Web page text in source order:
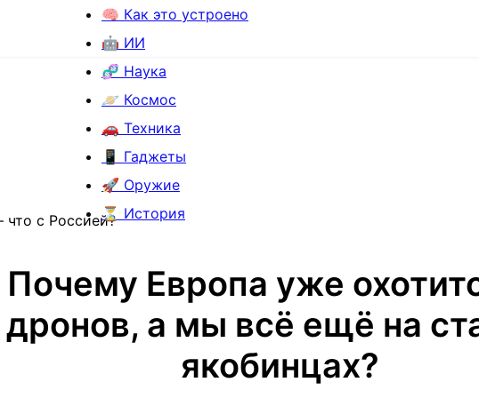
🧠 Как это устроено
🤖 ИИ
🧬 Наука
🪐 Космос
🚗 Техника
📱 Гаджеты
🚀 Оружие
⏳ История
что с Россией?
Почему Европа уже
дронов, а мы всё ещё на
якобинцах?